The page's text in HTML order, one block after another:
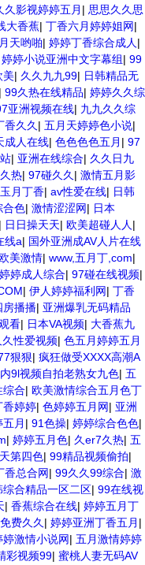
久影视婷婷五月 | 思思久久思
大香蕉| 丁香六月婷婷姐网|
天哟啪| 婷婷丁香综合成人 |
婷小说亚洲中文字幕组| 99
美| 久久九九99| 日韩精品无
| 99久热在线精品| 婷婷久久综
亚洲视频在线| 九九久久综
香久久 | 五月天婷婷色小说|
成人在线| 色色色色五月 | 97
| 亚洲在线综合| 久久日九
热| 97碰久久 | 激情五月影
月丁香| av性爱在线| 日韩
合色| 激情涩涩网| 日本
| 日日操天天| 欧美超碰人人 |
线a| 国外亚洲成AV人片在线
美激情| www,五月丁,com|
婷婷成人综合| 97碰在线视频|
| 伊人婷婷福利网| 丁香
房播播| 亚洲爆乳无码精品
看| 日本VA视频| 大香蕉九
久性爱视频| 色五月婷婷五月
狠狠| 疯狂做受XXXX高潮A
9l视频自拍老熟女九色| 五
综合| 欧美激情综合五月色丁
香婷婷| 色婷婷五月网| 亚洲
月 | 91色操| 婷婷综合色色|
| 婷婷五月色| 久er7久热| 五
第四色| 99精品视频偷拍|
香总合网| 99久久99综合| 激
综合精品一区二区| 99在线视
| 香蕉综合在线| 婷婷五月丁
费久久 | 婷婷亚洲丁香五月 |
婷激情小说网| 五月激情婷婷
彩视频99| 蜜桃人妻无码AV